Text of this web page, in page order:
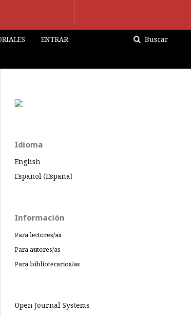
ENTRAR Buscar
Idioma
English
Español (España)
Información
Para lectores/as
Para autores/as
Para bibliotecarios/as
Open Journal Systems